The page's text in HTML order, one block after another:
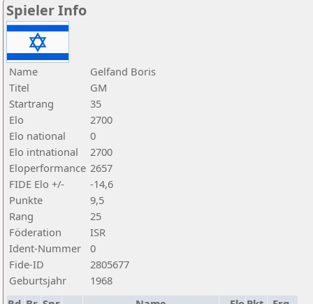
Spieler Info
Name
Gelfand Boris
Titel
GM
Startrang
35
Elo
2700
Elo national
0
Elo intnational
2700
Eloperformance 2657
FIDE Elo +/-
-14,6
Punkte
9,5
Rang
25
Föderation
ISR
Ident-Nummer
0
Fide-ID
2805677
Geburtsjahr
1968